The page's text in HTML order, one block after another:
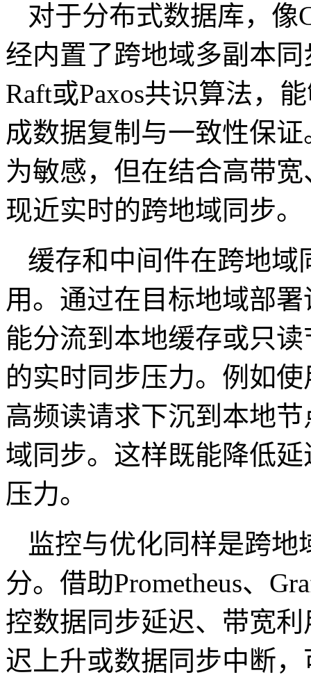
对于分布式数据库，像
经内置了跨地域多副本
Raft或Paxos共识算法，
成数据复制与一致性保
为敏感，但在结合高带
现近实时的跨地域同步。
缓存和中间件在跨地域
用。通过在目标地域部
能分流到本地缓存或只
的实时同步压力。例如使
高频读请求下沉到本地
域同步。这样既能降低
压力。
监控与优化同样是跨
分。借助Prometheus、
控数据同步延迟、带宽
迟上升或数据同步中断